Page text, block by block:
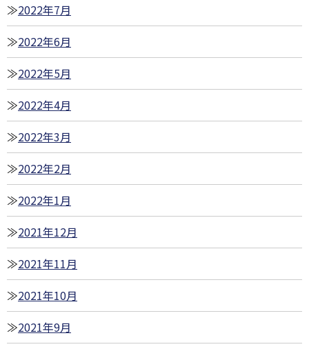
2022年7月
2022年6月
2022年5月
2022年4月
2022年3月
2022年2月
2022年1月
2021年12月
2021年11月
2021年10月
2021年9月